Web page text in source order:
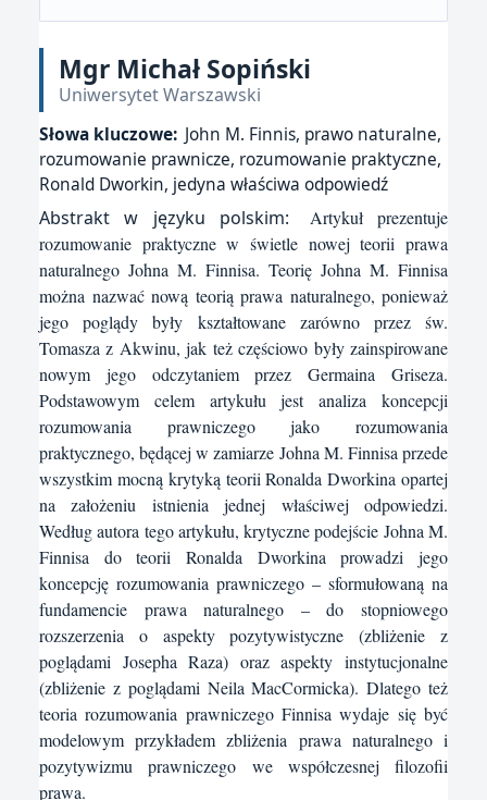
Mgr Michał Sopiński
Uniwersytet Warszawski
Słowa kluczowe: John M. Finnis, prawo naturalne,
rozumowanie prawnicze, rozumowanie praktyczne,
Ronald Dworkin, jedyna właściwa odpowiedź
Abstrakt w języku polskim:
Artykuł prezentuje
rozumowanie praktyczne w świetle nowej teorii prawa
naturalnego Johna M. Finnisa. Teorię Johna M. Finnisa
można nazwać nową teorią prawa naturalnego, ponieważ
jego poglądy były kształtowane zarówno przez św.
Tomasza z Akwinu, jak też częściowo były zainspirowane
nowym jego odczytaniem przez Germaina Griseza.
Podstawowym celem artykułu jest analiza koncepcji
rozumowania prawniczego jako rozumowania
praktycznego, będącej w zamiarze Johna M. Finnisa przede
wszystkim mocną krytyką teorii Ronalda Dworkina opartej
na założeniu istnienia jednej właściwej odpowiedzi.
Według autora tego artykułu, krytyczne podejście Johna M.
Finnisa do teorii Ronalda Dworkina prowadzi jego
koncepcję rozumowania prawniczego – sformułowaną na
fundamencie prawa naturalnego – do stopniowego
rozszerzenia o aspekty pozytywistyczne (zbliżenie z
poglądami Josepha Raza) oraz aspekty instytucjonalne
(zbliżenie z poglądami Neila MacCormicka). Dlatego też
teoria rozumowania prawniczego Finnisa wydaje się być
modelowym przykładem zbliżenia prawa naturalnego i
pozytywizmu prawniczego we współczesnej filozofii
prawa.